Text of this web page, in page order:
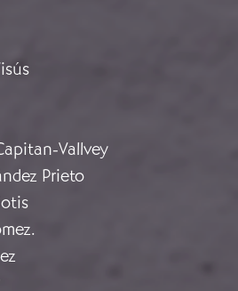
Vallvey
Prieto